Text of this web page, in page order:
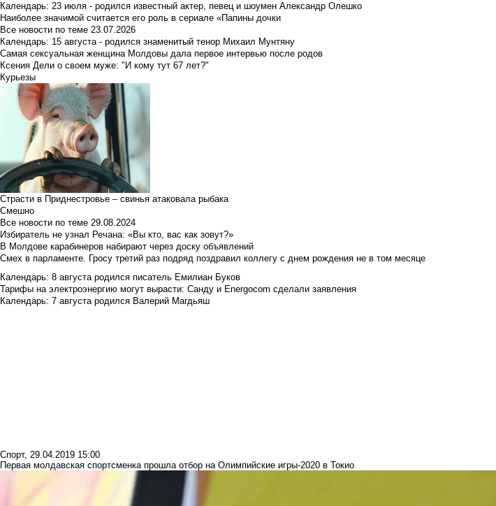
Календарь: 23 июля - родился известный актер, певец и шоумен Александр Олешко
Наиболее значимой считается его роль в сериале «Папины дочки
Все новости по теме 23.07.2026
Календарь: 15 августа - родился знаменитый тенор Михаил Мунтяну
Самая сексуальная женщина Молдовы дала первое интервью после родов
Ксения Дели о своем муже: "И кому тут 67 лет?"
Курьезы
Страсти в Приднестровье – свинья атаковала рыбака
Смешно
Все новости по теме 29.08.2024
Избиратель не узнал Речана: «Вы кто, вас как зовут?»
В Молдове карабинеров набирают через доску объявлений
Смех в парламенте. Гросу третий раз подряд поздравил коллегу с днем рождения не в том месяце
Календарь: 8 августа родился писатель Емилиан Буков
Тарифы на электроэнергию могут вырасти: Санду и Energocom сделали заявления
Календарь: 7 августа родился Валерий Магдьяш
Спорт, 29.04.2019 15:00
Первая молдавская спортсменка прошла отбор на Олимпийские игры-2020 в Токио